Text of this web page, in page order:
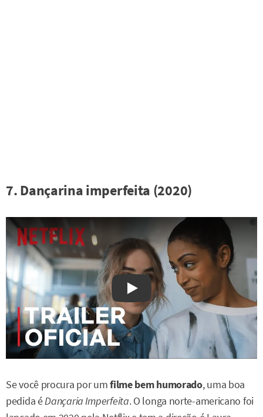
7. Dançarina imperfeita (2020)
Watch on YouTube
Se você procura por umfilme bem humorado, uma boa
pedida éDançaria Imperfeita. O longa norte-americano foi